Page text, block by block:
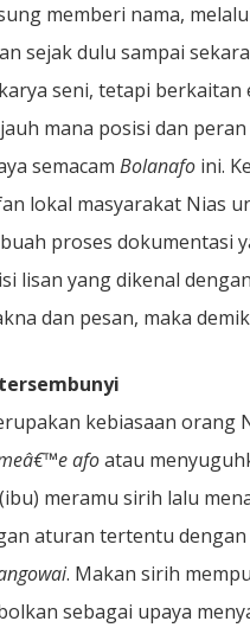
memberi nama,
sejak dulu sampai
seni, tetapi
mana posisi dan
semacam Bolanafo ini.
lokal masyarakat Nias
proses dokumentasi
lisan yang dikenal dengan
dan pesan, maka
kebiasaan orang
afoatau
(ibu) meramu sirih lalu
aturan tertentu
. Makan sirih
sebagai upaya